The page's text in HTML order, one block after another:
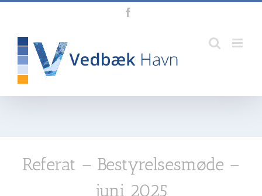
Skip
Referat – Bestyrelsesmøde –
juni 2025